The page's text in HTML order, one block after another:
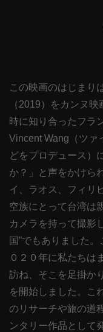
この映画のはじまり
（2019）をカンヌ
時に知り合ったフラ
Vincent Wang（ツァ
どをプロデュース）
か？」と声をかけら
イ、ラオス、フィリ
空族にとって台湾は
カメラを持って撮影
国”でもありました
０２０年に私たちは
訪ね、そこを足掛か
を開始しました。こ
のリサーチや旅の道
ンタリー作品として